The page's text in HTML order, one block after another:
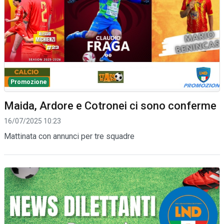
Promozione
Maida, Ardore e Cotronei ci sono conferme
16/07/2025 10:23
Mattinata con annunci per tre squadre